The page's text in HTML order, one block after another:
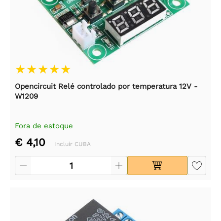
Opencircuit Relé controlado por temperatura 12V -
W1209
Fora de estoque
€ 4,10 Incluir CUBA